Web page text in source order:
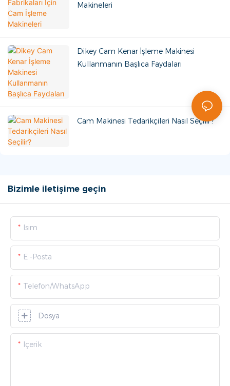
Makineleri
Dikey Cam Kenar İşleme Makinesi
Kullanmanın Başlıca Faydaları
Cam Makinesi Tedarikçileri Nasıl Seçilir?
Bizimle iletişime geçin
Isim
E -posta
Telefon/WhatsApp
Dosya
Içerik